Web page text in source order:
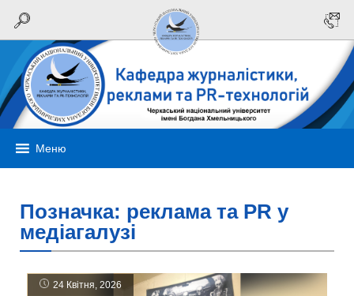
Меню
Позначка: реклама та PR у
медіагалузі
24 Квітня, 2026